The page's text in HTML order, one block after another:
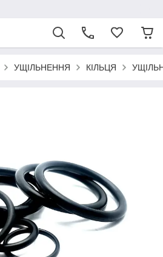
УЩІЛЬНЕННЯ КІЛЬЦЯ